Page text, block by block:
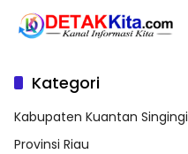
Kategori
Kabupaten Kuantan Singingi
Provinsi Riau